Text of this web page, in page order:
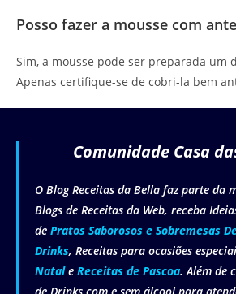
Posso fazer a mousse com
Sim, a mousse pode ser preparada um
Apenas certifique-se de cobri-la bem
Comunidade Casa
O Blog Receitas da Bella faz parte da
Blogs de Receitas da Web, receba
de Pratos Saborosos e Sobremesas
Drinks, Receitas para ocasiões
Natale Receitas de Pascoa. Além de